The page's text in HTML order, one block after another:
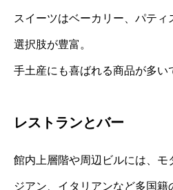
スイーツはベーカリー、パテ
選択肢が豊富。
手土産にも喜ばれる商品が多い
レストランとバー
館内上層階や周辺ビルには、モ
ジアン、イタリアンなど多国籍